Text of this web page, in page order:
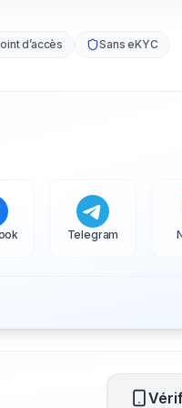
d’accès Sans eKYC
Telegram